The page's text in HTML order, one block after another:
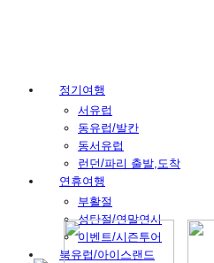
정기여행
서유럽
동유럽/발칸
동서유럽
런던/파리 출발,도착
연휴여행
부활절
성탄절/연말연시
이벤트/시즌투어
북유럽/아이스랜드